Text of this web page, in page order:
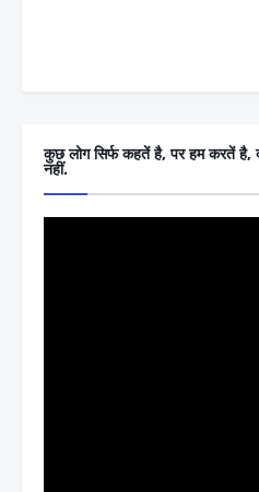
कुछ लोग सिर्फ कहतें है, पर हम करतें है,
नहीं.